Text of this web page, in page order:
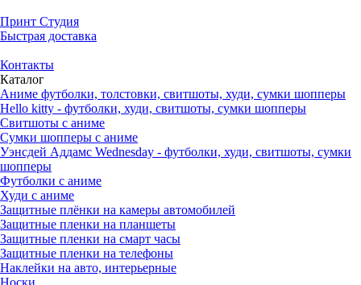
Принт Студия
Быстрая доставка
Контакты
Каталог
Аниме футболки, толстовки, свитшоты, худи, сумки шопперы
Hello kitty - футболки, худи, свитшоты, сумки шопперы
Свитшоты с аниме
Сумки шопперы с аниме
Уэнсдей Аддамс Wednesday - футболки, худи, свитшоты, сумки
шопперы
Футболки с аниме
Худи с аниме
Защитные плёнки на камеры автомобилей
Защитные пленки на планшеты
Защитные пленки на смарт часы
Защитные пленки на телефоны
Наклейки на авто, интерьерные
Носки